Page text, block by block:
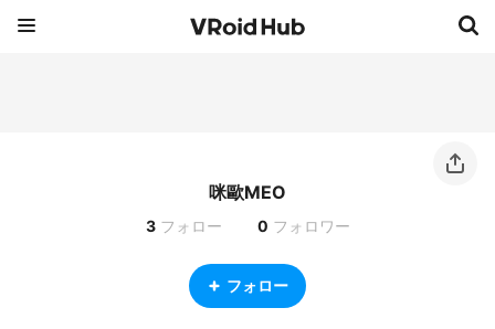
咪歐MEO
3 フォロー 0 フォロワー
フォロー